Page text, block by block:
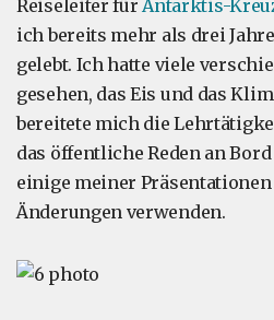
Reiseleiter fürAntarktis-
ich bereits mehr als drei
gelebt. Ich hatte viele
gesehen, das Eis und das
bereitete mich die
das öffentliche Reden an
einige meiner
Änderungen verwenden.